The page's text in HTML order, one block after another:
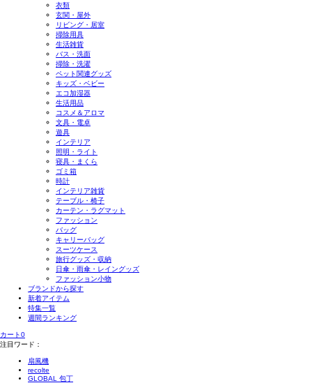
衣類
玄関・屋外
リビング・居室
掃除用具
生活雑貨
バス・洗面
掃除・洗濯
ペット関連グッズ
キッズ・ベビー
エコ加湿器
生活用品
コスメ＆アロマ
文具・電卓
遊具
インテリア
照明・ライト
寝具・まくら
ゴミ箱
時計
インテリア雑貨
テーブル・椅子
カーテン・ラグマット
ファッション
バッグ
キャリーバッグ
スーツケース
旅行グッズ・収納
日傘・雨傘・レイングッズ
ファッション小物
ブランドから探す
新着アイテム
特集一覧
週間ランキング
カート0
注目ワード：
扇風機
recolte
GLOBAL 包丁